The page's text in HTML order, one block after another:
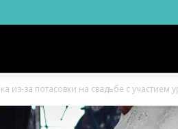
из-за потасовки на свадьбе с